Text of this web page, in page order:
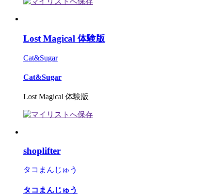
Lost Magical 体験版
Cat&Sugar
Cat&Sugar
Lost Magical 体験版
shoplifter
タコまんじゅう
タコまんじゅう